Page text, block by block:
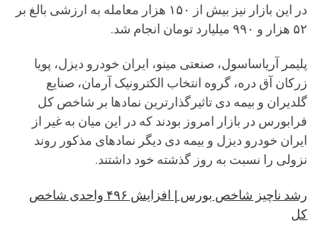
در این بازار نیز بیش از ۱۵۰ هزار معامله به ارزشی بالغ بر
۵۲ هزار و ۹۹۰ میلیارد تومان انجام شد.
پلیمر آریاساسول، صنعتی مینو، ایران خودرو دیزل، پویا
زرکان آق دره، گروه انتخاب الکترونیک آرمان، صنایع
گلدیران و بیمه دی تاثیرگذارترین نمادها بر شاخص کل
فرابورس در بازار امروز بودند که در این میان به غیر از
ایران خودرو دیزل و بیمه دی دیگر نمادهای مذکور روند
نزولی را نسبت به روز گذشته خود داشتند.
رشد ناچیز شاخص بورس | افزایش ۴۹۶ واحدی شاخص
کل